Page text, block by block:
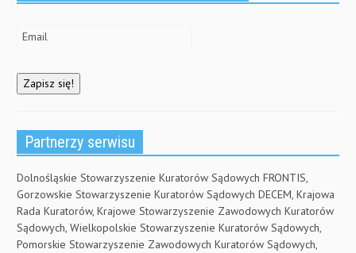
Partnerzy serwisu
Dolnośląskie Stowarzyszenie Kuratorów Sądowych FRONTIS,
Gorzowskie Stowarzyszenie Kuratorów Sądowych DECEM, Krajowa
Rada Kuratorów, Krajowe Stowarzyszenie Zawodowych Kuratorów
Sądowych, Wielkopolskie Stowarzyszenie Kuratorów Sądowych,
Pomorskie Stowarzyszenie Zawodowych Kuratorów Sądowych,